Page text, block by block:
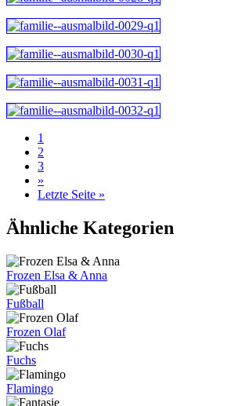
1
2
3
»
Letzte Seite »
Ähnliche Kategorien
Frozen Elsa & Anna
Fußball
Frozen Olaf
Fuchs
Flamingo